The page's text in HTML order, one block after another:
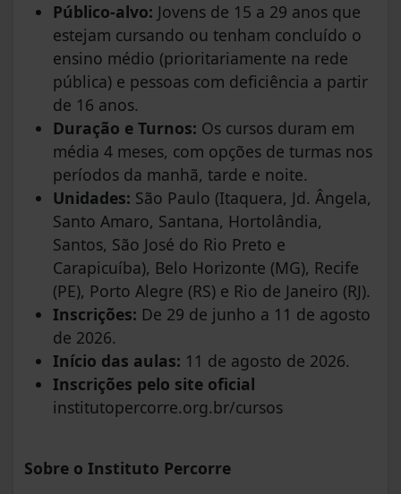
Público-alvo: Jovens de 15 a 29 anos que
estejam cursando ou tenham concluído o
ensino médio (prioritariamente na rede
pública) e pessoas com deficiência a partir
de 16 anos.
Duração e Turnos: Os cursos duram em
média 4 meses, com opções de turmas nos
períodos da manhã, tarde e noite.
Unidades: São Paulo (Itaquera, Jd. Ângela,
Santo Amaro, Santana, Hortolândia,
Santos, São José do Rio Preto e
Carapicuíba), Belo Horizonte (MG), Recife
(PE), Porto Alegre (RS) e Rio de Janeiro (RJ).
Inscrições: De 29 de junho a 11 de agosto
de 2026.
Início das aulas: 11 de agosto de 2026.
Inscrições pelo site oficial
institutopercorre.org.br/cursos
Sobre o Instituto Percorre